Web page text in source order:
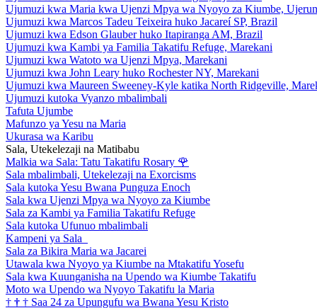
Ujumuzi kwa Maria kwa Ujenzi Mpya wa Nyoyo za Kiumbe,
Ujumuzi kwa Marcos Tadeu Teixeira huko Jacareí SP, Brazil
Ujumuzi kwa Edson Glauber huko Itapiranga AM, Brazil
Ujumuzi kwa Kambi ya Familia Takatifu Refuge, Marekani
Ujumuzi kwa Watoto wa Ujenzi Mpya, Marekani
Ujumuzi kwa John Leary huko Rochester NY, Marekani
Ujumuzi kwa Maureen Sweeney-Kyle katika North Ridgeville,
Ujumuzi kutoka Vyanzo mbalimbali
Tafuta Ujumbe
Mafunzo ya Yesu na Maria
Ukurasa wa Karibu
Sala, Utekelezaji na Matibabu
Malkia wa Sala: Tatu Takatifu Rosary 🌹
Sala mbalimbali, Utekelezaji na Exorcisms
Sala kutoka Yesu Bwana Punguza Enoch
Sala kwa Ujenzi Mpya wa Nyoyo za Kiumbe
Sala za Kambi ya Familia Takatifu Refuge
Sala kutoka Ufunuo mbalimbali
Kampeni ya Sala
Sala za Bikira Maria wa Jacarei
Utawala kwa Nyoyo ya Kiumbe na Mtakatifu Yosefu
Sala kwa Kuunganisha na Upendo wa Kiumbe Takatifu
Moto wa Upendo wa Nyoyo Takatifu la Maria
† † † Saa 24 za Upungufu wa Bwana Yesu Kristo